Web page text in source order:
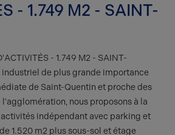
- 1.749 M2 - SAINT-
- 1.749 M2 - SAINT-
industriel de plus grande importance
de Saint-Quentin et proche des
nous proposons à la
indépendant avec parking et
1.520 m2 plus sous-sol et étage